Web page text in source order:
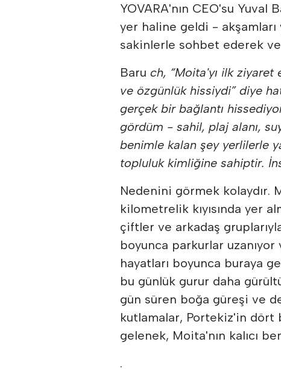
YOVARA'nın CEO'su
yer haline geldi -
sakinlerle sohbet ederek ve
Baruch, “Moita'yı ilk ziyaret
ve özgünlük hissiydi” diye
gerçek bir bağlantı
gördüm - sahil, plaj alanı,
benimle kalan şey yerlilerle
topluluk kimliğine sahiptir.
Nedenini görmek kolaydır.
kilometrelik kıyısında yer
çiftler ve arkadaş
boyunca parkurlar uzanıyor
hayatları boyunca buraya
bu günlük gurur daha
gün süren boğa güreşi ve
kutlamalar, Portekiz'in dört
gelenek, Moita'nın kalıcı
.